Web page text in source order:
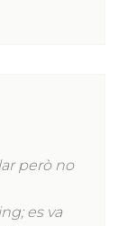
però no
es va